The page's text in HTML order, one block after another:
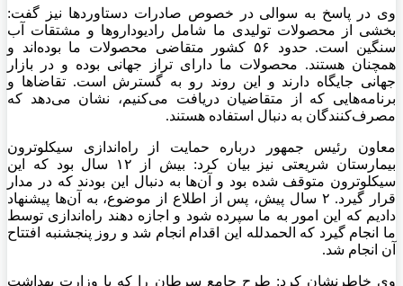
وی در پاسخ به سوالی در خصوص صادرات دستاوردها نیز گفت:
بخشی از محصولات تولیدی ما شامل رادیوداروها و مشتقات آب
سنگین است. حدود ۵۶ کشور متقاضی محصولات ما بوده‌اند و
همچنان هستند. محصولات ما دارای تراز جهانی بوده و در بازار
جهانی جایگاه دارند و این روند رو به گسترش است. تقاضاها و
برنامه‌هایی که از متقاضیان دریافت می‌کنیم، نشان می‌دهد که
مصرف‌کنندگان به دنبال استفاده هستند.
معاون رئیس جمهور درباره حمایت از راه‌اندازی سیکلوترون
بیمارستان شریعتی نیز بیان کرد: بیش از ۱۲ سال بود که این
سیکلوترون متوقف شده بود و آن‌ها به دنبال این بودند که در مدار
قرار گیرد. ۲ سال پیش، پس از اطلاع از موضوع، به آن‌ها پیشنهاد
دادیم که این امور به ما سپرده شود و اجازه دهند راه‌اندازی توسط
ما انجام گیرد که الحمدلله این اقدام انجام شد و روز پنجشنبه افتتاح
آن انجام شد.
وی خاطرنشان کرد: طرح جامع سرطان را که با وزارت بهداشت